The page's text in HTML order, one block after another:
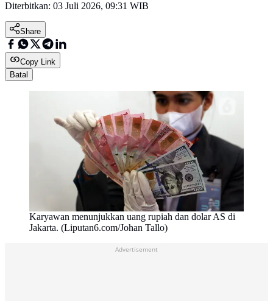
Diterbitkan: 03 Juli 2026, 09:31 WIB
Share
Copy Link
Batal
Karyawan menunjukkan uang rupiah dan dolar AS di
Jakarta. (Liputan6.com/Johan Tallo)
Advertisement